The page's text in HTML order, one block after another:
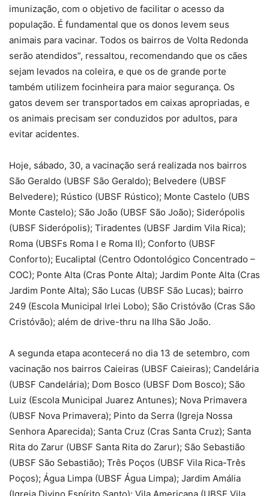
imunização, com o objetivo de facilitar o acesso da
população. É fundamental que os donos levem seus
animais para vacinar. Todos os bairros de Volta Redonda
serão atendidos”, ressaltou, recomendando que os cães
sejam levados na coleira, e que os de grande porte
também utilizem focinheira para maior segurança. Os
gatos devem ser transportados em caixas apropriadas, e
os animais precisam ser conduzidos por adultos, para
evitar acidentes.
Hoje, sábado, 30, a vacinação será realizada nos bairros
São Geraldo (UBSF São Geraldo); Belvedere (UBSF
Belvedere); Rústico (UBSF Rústico); Monte Castelo (UBS
Monte Castelo); São João (UBSF São João); Siderópolis
(UBSF Siderópolis); Tiradentes (UBSF Jardim Vila Rica);
Roma (UBSFs Roma I e Roma II); Conforto (UBSF
Conforto); Eucaliptal (Centro Odontológico Concentrado –
COC); Ponte Alta (Cras Ponte Alta); Jardim Ponte Alta (Cras
Jardim Ponte Alta); São Lucas (UBSF São Lucas); bairro
249 (Escola Municipal Irlei Lobo); São Cristóvão (Cras São
Cristóvão); além de drive-thru na Ilha São João.
A segunda etapa acontecerá no dia 13 de setembro, com
vacinação nos bairros Caieiras (UBSF Caieiras); Candelária
(UBSF Candelária); Dom Bosco (UBSF Dom Bosco); São
Luiz (Escola Municipal Juarez Antunes); Nova Primavera
(UBSF Nova Primavera); Pinto da Serra (Igreja Nossa
Senhora Aparecida); Santa Cruz (Cras Santa Cruz); Santa
Rita do Zarur (UBSF Santa Rita do Zarur); São Sebastião
(UBSF São Sebastião); Três Poços (UBSF Vila Rica-Três
Poços); Água Limpa (UBSF Água Limpa); Jardim Amália